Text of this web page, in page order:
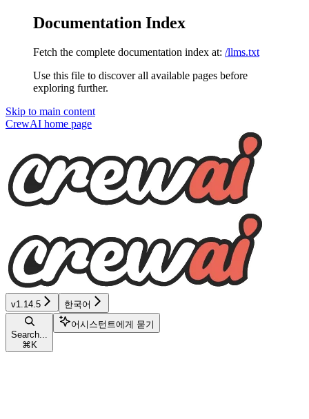
Documentation Index
Fetch the complete documentation index at: /llms.txt
Use this file to discover all available pages before
exploring further.
Skip to main content
CrewAI home page
v1.14.5 한국어
Search...
⌘ K
어시스턴트에게 묻기